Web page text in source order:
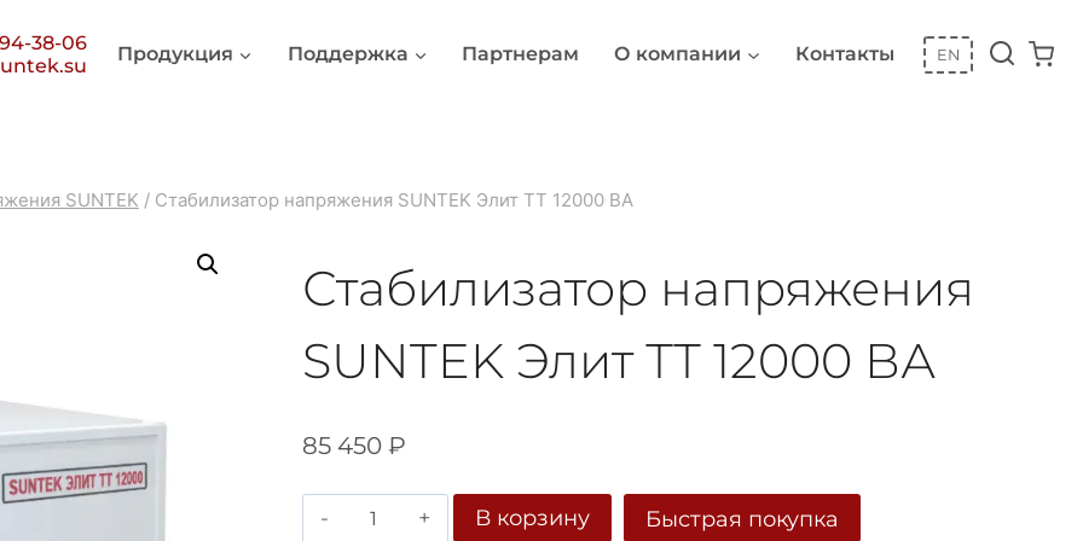
38-06
Продукция Поддержка Партнерам О компании Контакты EN
SUNTEK / Стабилизатор напряжения SUNTEK Элит ТТ 12000 ВА
Стабилизатор напряжения
SUNTEK Элит ТТ 12000 ВА
85 450 ₽
Количество
В корзину Быстрая покупка